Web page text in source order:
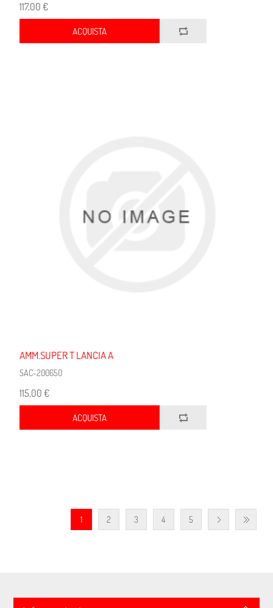
117,00 €
ACQUISTA
AMM.SUPER T LANCIA A
SAC-200650
115,00 €
ACQUISTA
1 2 3 4 5